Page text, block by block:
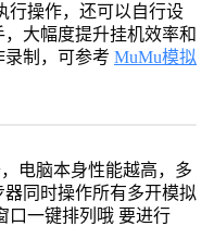
行操作，还可以自行设
大幅度提升挂机效率和
制，可参考 MuMu模拟
电脑本身性能越高，多
同时操作所有多开模拟
口一键排列哦 要进行